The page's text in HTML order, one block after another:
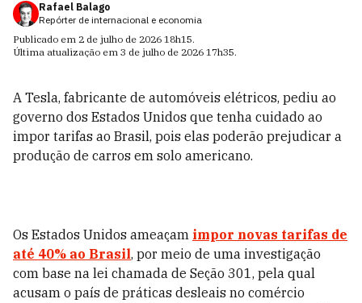
Rafael Balago
Repórter de internacional e economia
Publicado em 2 de julho de 2026 18h15.
Última atualização em 3 de julho de 2026 17h35.
A Tesla, fabricante de automóveis elétricos, pediu ao
governo dos Estados Unidos que tenha cuidado ao
impor tarifas ao Brasil, pois elas poderão prejudicar a
produção de carros em solo americano.
Os Estados Unidos ameaçam impor novas tarifas de
até 40% ao Brasil, por meio de uma investigação
com base na lei chamada de Seção 301, pela qual
acusam o país de práticas desleais no comércio